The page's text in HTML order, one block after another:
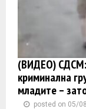
(ВИДЕО) СДСМ:
криминална
младите –
posted on 05/